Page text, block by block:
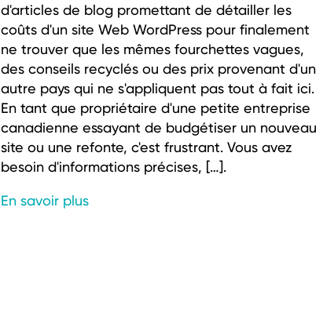
d'articles de blog promettant de détailler les
coûts d'un site Web WordPress pour finalement
ne trouver que les mêmes fourchettes vagues,
des conseils recyclés ou des prix provenant d'un
autre pays qui ne s'appliquent pas tout à fait ici.
En tant que propriétaire d'une petite entreprise
canadienne essayant de budgétiser un nouveau
site ou une refonte, c'est frustrant. Vous avez
besoin d'informations précises, […].
En savoir plus